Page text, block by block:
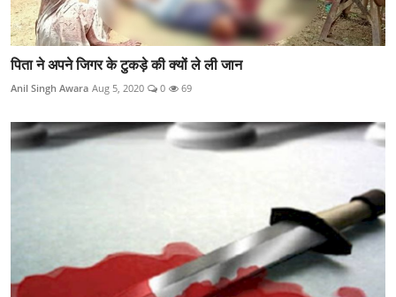
पिता ने अपने जिगर के टुकड़े की क्यों ले ली जान
Anil Singh Awara Aug 5, 2020 0 69